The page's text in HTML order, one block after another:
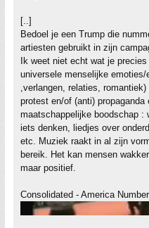
[..]
Bedoel je een Trump die
artiesten gebruikt in zijn
Ik weet niet echt wat je
universele menselijke emoties/
,verlangen, relaties,
protest en/of (anti)
maatschappelijke boodschap :
iets denken, liedjes over
etc. Muziek raakt in al zijn
bereik. Het kan mensen
maar positief.
Consolidated - America